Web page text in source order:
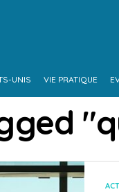
UNIS VIE PRATIQUE